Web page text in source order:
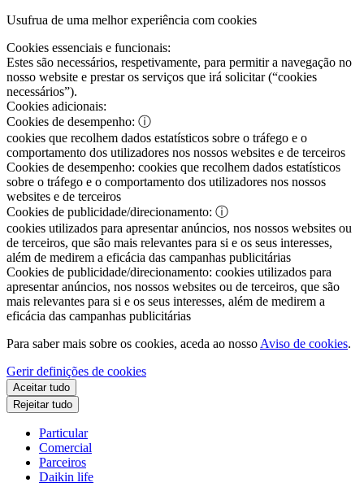
Usufrua de uma melhor experiência com cookies
Cookies essenciais e funcionais:
Estes são necessários, respetivamente, para permitir a navegação no
nosso website e prestar os serviços que irá solicitar (“cookies
necessários”).
Cookies adicionais:
Cookies de desempenho: ⓘ
cookies que recolhem dados estatísticos sobre o tráfego e o
comportamento dos utilizadores nos nossos websites e de terceiros
Cookies de desempenho: cookies que recolhem dados estatísticos
sobre o tráfego e o comportamento dos utilizadores nos nossos
websites e de terceiros
Cookies de publicidade/direcionamento: ⓘ
cookies utilizados para apresentar anúncios, nos nossos websites ou
de terceiros, que são mais relevantes para si e os seus interesses,
além de medirem a eficácia das campanhas publicitárias
Cookies de publicidade/direcionamento: cookies utilizados para
apresentar anúncios, nos nossos websites ou de terceiros, que são
mais relevantes para si e os seus interesses, além de medirem a
eficácia das campanhas publicitárias
Para saber mais sobre os cookies, aceda ao nosso Aviso de cookies.
Gerir definições de cookies
Aceitar tudo
Rejeitar tudo
Particular
Comercial
Parceiros
Daikin life